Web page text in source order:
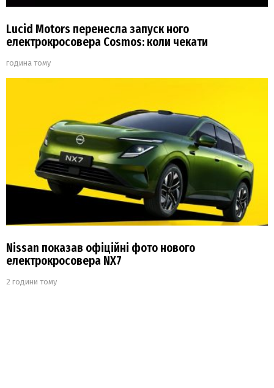
Lucid Motors перенесла запуск ного
електрокросовера Cosmos: коли чекати
година тому
Nissan показав офіційні фото нового
електрокросовера NX7
2 години тому